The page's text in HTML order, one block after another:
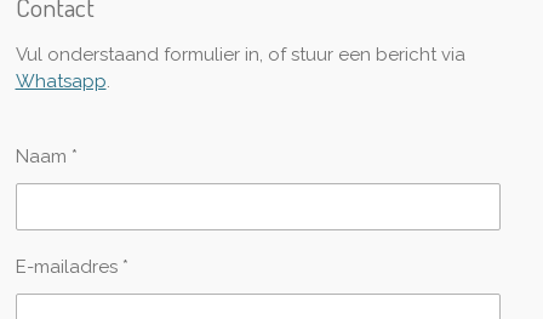
Vul onderstaand formulier in, of stuur een bericht via
Whatsapp
Naam *
E-mailadres *